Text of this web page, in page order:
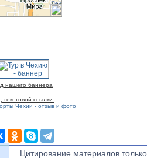
нашего баннера
текстовой ссылки:
Чехии - отзыв и фото
Цитирование материалов только